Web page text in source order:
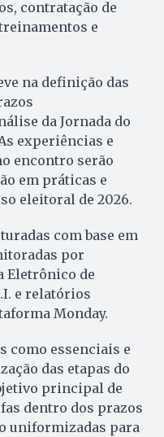
contratação de
e
na definição das
da Jornada do
experiências e
encontro serão
em práticas e
eleitoral de 2026.
com base em
por
Eletrônico de
e relatórios
Monday.
como essenciais e
das etapas do
principal de
dentro dos prazos
uniformizadas para